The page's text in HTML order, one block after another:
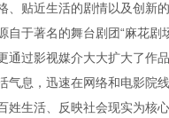
、贴近生活的剧情以及创新
自于著名的舞台剧团“麻花
通过影视媒介大大扩大了作
气息，迅速在网络和电影院
姓生活、反映社会现实为核